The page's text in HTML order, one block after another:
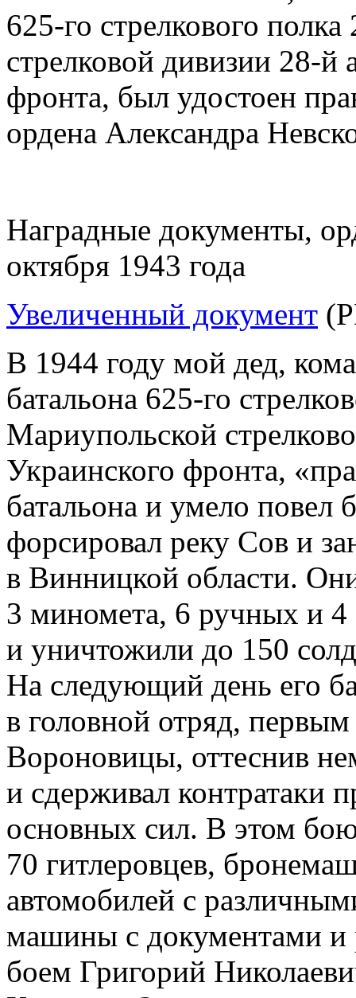
625-го стрелкового полка
стрелковой дивизии 28-й
фронта, был удостоен
ордена Александра
Наградные документы,
октября 1943 года
Увеличенный документ
В 1944 году мой дед,
батальона 625-го
Мариупольской
Украинского фронта,
батальона и умело повел
форсировал реку Сов и
в Винницкой области.
3 миномета, 6 ручных и 4
и уничтожили до 150
На следующий день его
в головной отряд, первым
Вороновицы, оттеснив
и сдерживал контратаки
основных сил. В этом
70 гитлеровцев,
автомобилей с
машины с документами и
боем Григорий